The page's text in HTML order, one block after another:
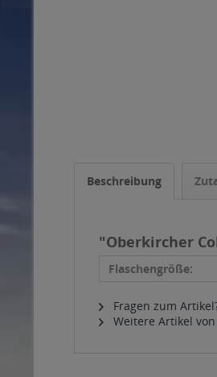
Beschreibung
"Oberkircher
Flaschengröße:
Fragen zum
Weitere Artikel